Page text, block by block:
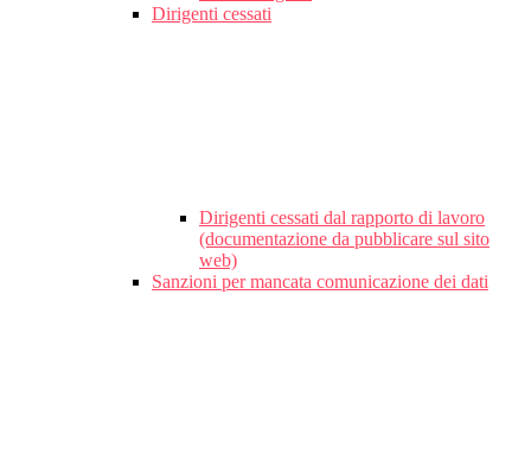
Dirigenti cessati
Dirigenti cessati dal rapporto di lavoro
(documentazione da pubblicare sul sito
web)
Sanzioni per mancata comunicazione dei dati